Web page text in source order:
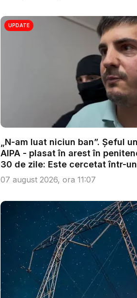
UPDATE
„N-am luat niciun ban”. Șeful
AIPA - plasat în arest în
30 de zile: Este cercetat într-
07 august 2026, ora 11:07